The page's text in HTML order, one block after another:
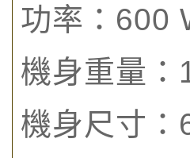
功率：600
機身重量：
機身尺寸